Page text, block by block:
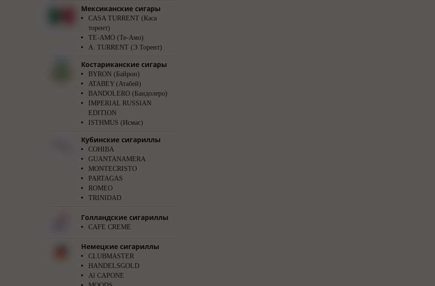
Мексиканские сигары
CASA TURRENT (Каса
торент)
TE-AMO (Те-Амо)
A. TURRENT (Э.Торент)
Костариканские сигары
BYRON (Байрон)
ATABEY (Атабей)
BANDOLERO (Бандолеро)
IMPERIAL RUSSIAN
EDITION
ISTHMUS (Исмас)
Кубинские сигариллы
COHIBA
GUANTANAMERA
MONTECRISTO
PARTAGAS
ROMEO
TRINIDAD
Голландские сигариллы
CAFE CREME
Немецкие сигариллы
CLUBMASTER
HANDELSGOLD
Al CAPONE